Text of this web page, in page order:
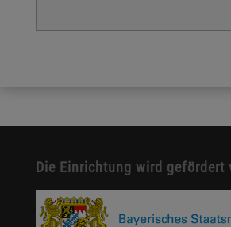
Die Einrichtung wird gefördert